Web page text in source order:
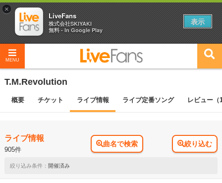
MENU
T.M.Revolution
概要 チケット ライブ情報 ライブ定番ソング レビュー（
ライブ情報
905件
曲名で検索 絞り込む
開催済み
×
LiveFans
株式会社SKIYAKI
無料 - In Google Play
表示